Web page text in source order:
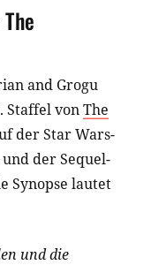
and Grogu
Staffel vonThe
der Star Wars-
der Sequel-
Synopse lautet
und die